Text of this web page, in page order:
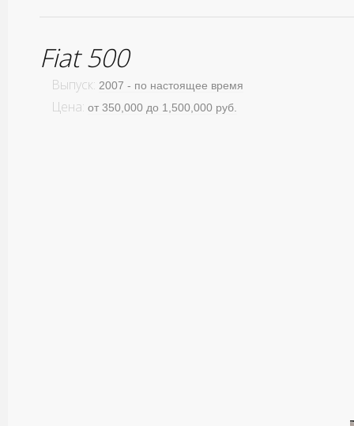
Fiat 500
Выпуск: 2007 - по настоящее время
Цена: от 350,000 до 1,500,000 руб.